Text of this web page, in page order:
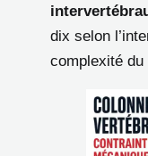
dix selon
complexité du